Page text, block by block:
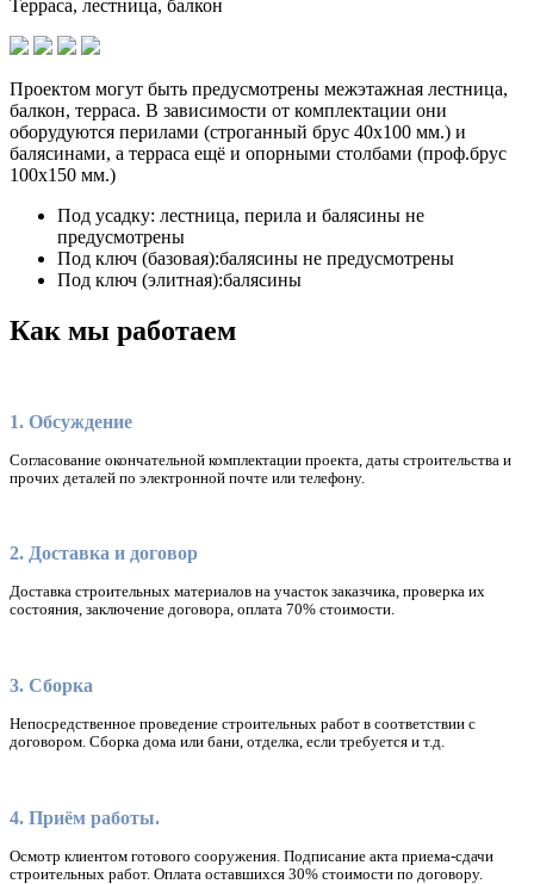
Терраса, лестница, балкон
Проектом могут быть предусмотрены межэтажная лестница,
балкон, терраса. В зависимости от комплектации они
оборудуются перилами (строганный брус 40х100 мм.) и
балясинами, а терраса ещё и опорными столбами (проф.брус
100х150 мм.)
Под усадку: лестница, перила и балясины не
предусмотрены
Под ключ (базовая):балясины не предусмотрены
Под ключ (элитная):балясины
Как мы работаем
1. Обсуждение
Согласование окончательной комплектации проекта, даты строительства и
прочих деталей по электронной почте или телефону.
2. Доставка и договор
Доставка строительных материалов на участок заказчика, проверка их
состояния, заключение договора, оплата 70% стоимости.
3. Сборка
Непосредственное проведение строительных работ в соответствии с
договором. Сборка дома или бани, отделка, если требуется и т.д.
4. Приём работы.
Осмотр клиентом готового сооружения. Подписание акта приема-сдачи
строительных работ. Оплата оставшихся 30% стоимости по договору.